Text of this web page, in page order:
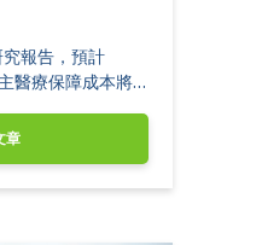
報告，預計
醫療保障成本將
章